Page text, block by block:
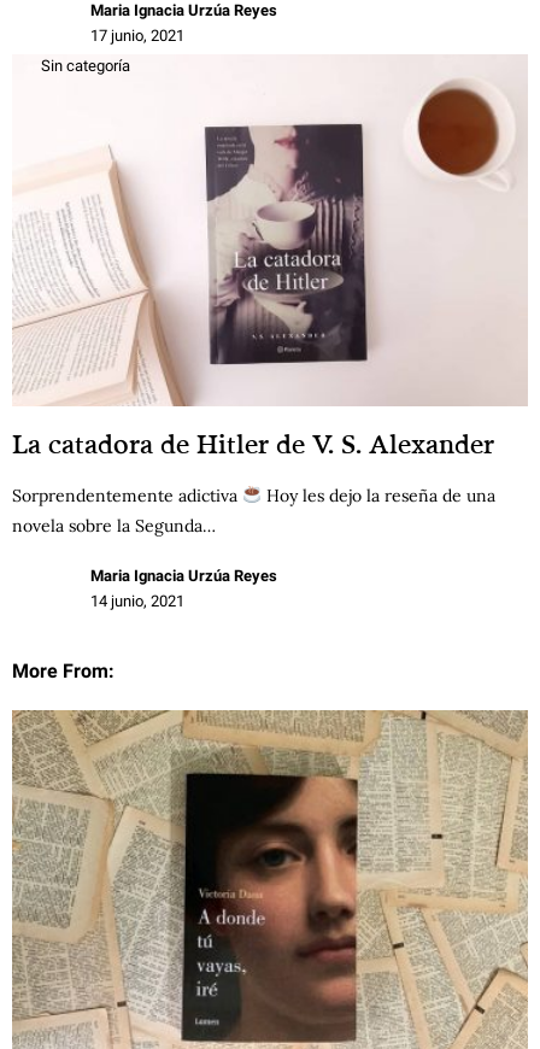
Maria Ignacia Urzúa Reyes
17 junio, 2021
Sin categoría
La catadora de Hitler de V. S. Alexander
Sorprendentemente adictiva
Hoy les dejo la reseña de una
novela sobre la Segunda…
Maria Ignacia Urzúa Reyes
14 junio, 2021
More From: